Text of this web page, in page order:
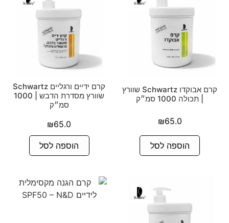
קרם אבוקדו Schwartz שוורץ
| תכולה 1000 סמ״ק
₪65.0
הוספה לסל
קרם ידיים ורגליים Schwartz
שוורץ מסדרת הדבש | 1000
סמ״ק
₪65.0
הוספה לסל